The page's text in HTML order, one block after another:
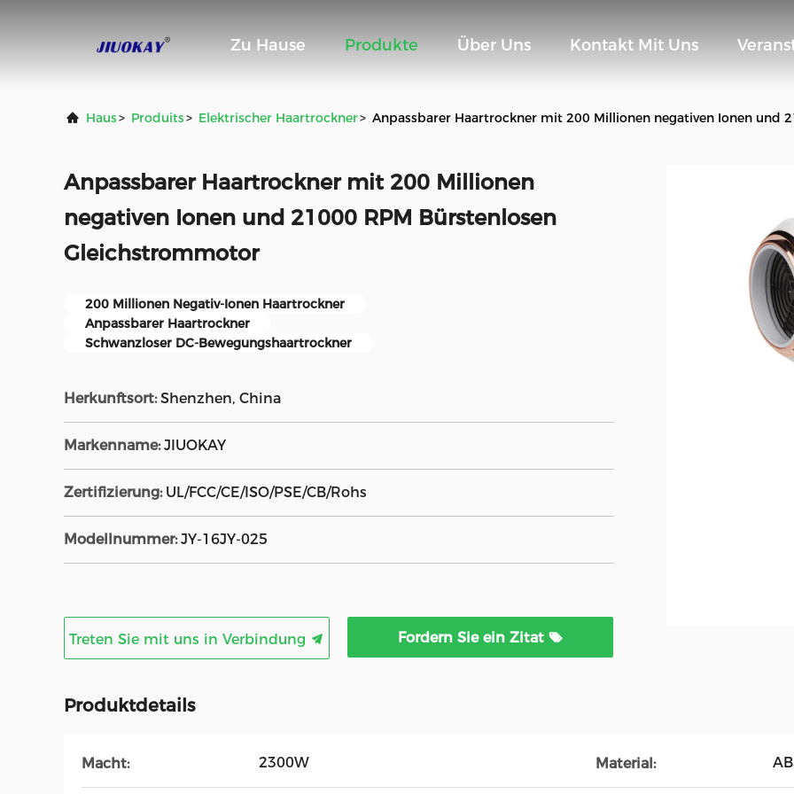
Zu Hause Produkte Über Uns Kontakt Mit Uns
Haus> Produits> Elektrischer Haartrockner> Anpassbarer Haartrockner mit 200 Millionen negativen Ionen und
Anpassbarer Haartrockner mit 200 Millionen
negativen Ionen und 21000 RPM Bürstenlosen
Gleichstrommotor
200 Millionen Negativ-Ionen Haartrockner
Anpassbarer Haartrockner
Schwanzloser DC-Bewegungshaartrockner
Herkunftsort: Shenzhen, China
Markenname: JIUOKAY
Zertifizierung: UL/FCC/CE/ISO/PSE/CB/Rohs
Modellnummer: JY-16JY-025
Treten Sie mit uns in Verbindung Fordern Sie ein Zitat
Produktdetails
Macht: 2300W Material: